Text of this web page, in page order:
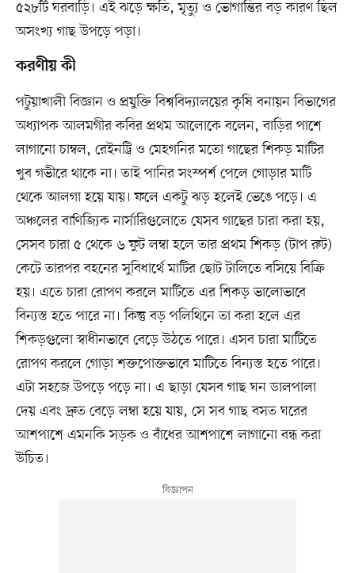
৫২৮টি ঘরবাড়ি। এই ঝড়ে ক্ষতি, মৃত্যু ও ভোগান্তির বড় কারণ ছিল
অসংখ্য গাছ উপড়ে পড়া।
করণীয় কী
পটুয়াখালী বিজ্ঞান ও প্রযুক্তি বিশ্ববিদ্যালয়ের কৃষি বনায়ন বিভাগের
অধ্যাপক আলমগীর কবির প্রথম আলোকে বলেন, বাড়ির পাশে
লাগানো চাম্বল, রেইনট্রি ও মেহগনির মতো গাছের শিকড় মাটির
খুব গভীরে থাকে না। তাই পানির সংস্পর্শ পেলে গোড়ার মাটি
থেকে আলগা হয়ে যায়। ফলে একটু ঝড় হলেই ভেঙে পড়ে। এ
অঞ্চলের বাণিজ্যিক নার্সারিগুলোতে যেসব গাছের চারা করা হয়,
সেসব চারা ৫ থেকে ৬ ফুট লম্বা হলে তার প্রথম শিকড় (টাপ রুট)
কেটে তারপর বহনের সুবিধার্থে মাটির ছোট টালিতে বসিয়ে বিক্রি
হয়। এতে চারা রোপণ করলে মাটিতে এর শিকড় ভালোভাবে
বিন্যস্ত হতে পারে না। কিন্তু বড় পলিথিনে তা করা হলে এর
শিকড়গুলো স্বাধীনভাবে বেড়ে উঠতে পারে। এসব চারা মাটিতে
রোপণ করলে গোড়া শক্তপোক্তভাবে মাটিতে বিন্যস্ত হতে পারে।
এটা সহজে উপড়ে পড়ে না। এ ছাড়া যেসব গাছ ঘন ডালপালা
দেয় এবং দ্রুত বেড়ে লম্বা হয়ে যায়, সে সব গাছ বসত ঘরের
আশপাশে এমনকি সড়ক ও বাঁধের আশপাশে লাগানো বন্ধ করা
উচিত।